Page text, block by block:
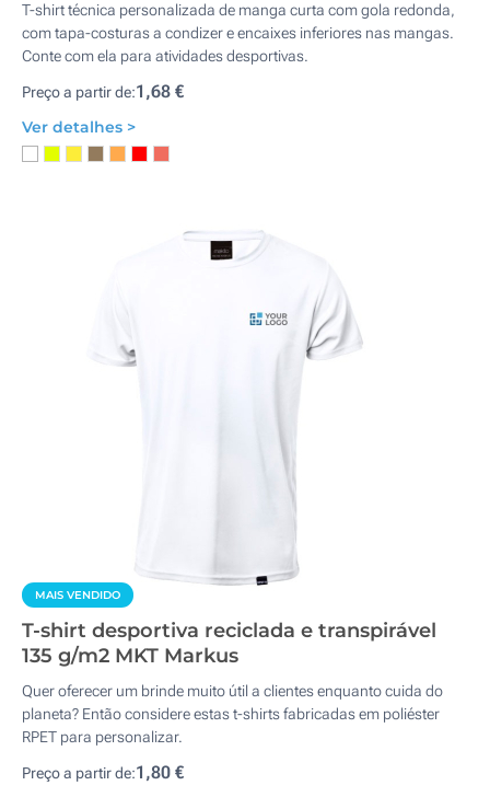
T-shirt técnica personalizada de manga curta com gola redonda,
com tapa-costuras a condizer e encaixes inferiores nas mangas.
Conte com ela para atividades desportivas.
Preço a partir de:1,68 €
Ver detalhes >
MAIS VENDIDO
T-shirt desportiva reciclada e transpirável
135 g/m2 MKT Markus
Quer oferecer um brinde muito útil a clientes enquanto cuida do
planeta? Então considere estas t-shirts fabricadas em poliéster
RPET para personalizar.
Preço a partir de:1,80 €